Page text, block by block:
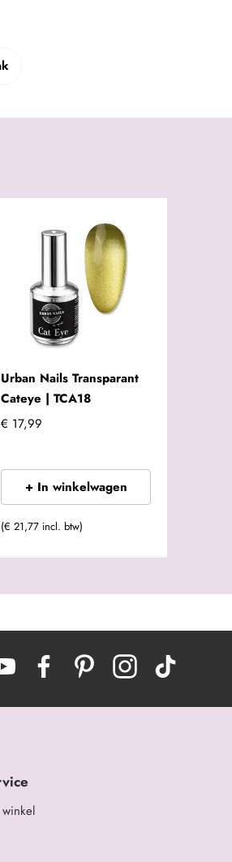
Urban Nails Transparant
Cateye | TCA18
€ 17,99
+ In winkelwagen
(€ 21,77 incl. btw)